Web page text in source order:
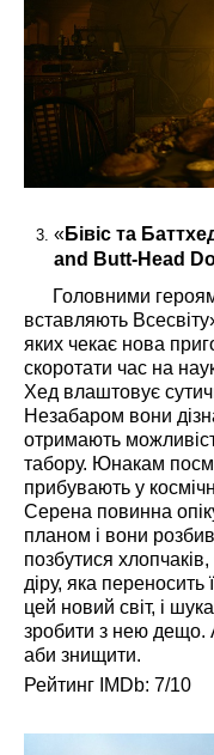
«Бівіс та
and Butt-Head
Головними
вставляють
яких чекає нова
скоротати час на
Хед влаштовує
Незабаром вони
отримають
табору. Юнакам
прибувають у
Серена повинна
планом і вони
позбутися
діру, яка переносить
цей новий світ, і
зробити з нею
аби знищити.
Рейтинг IMDb: 7/10